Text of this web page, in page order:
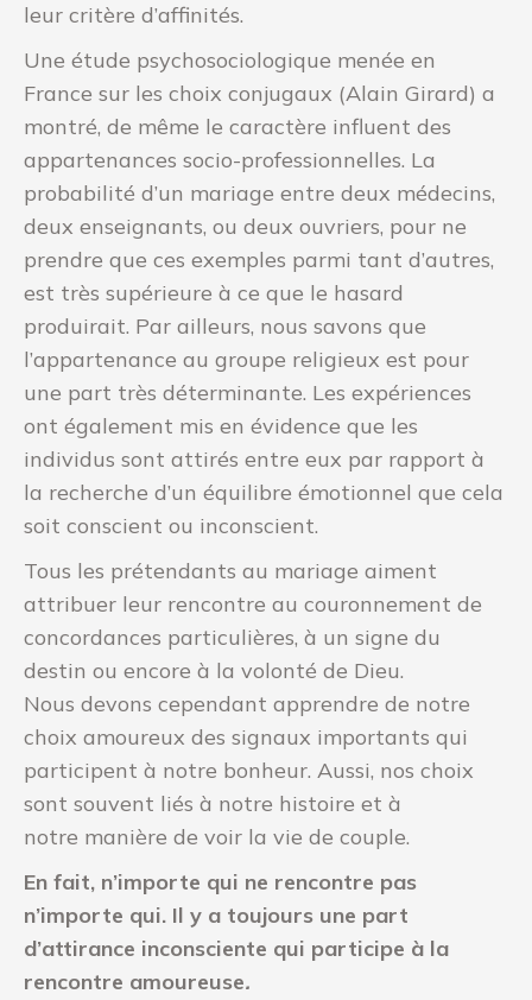
leur critère d’affinités.
Une étude psychosociologique menée en
France sur les choix conjugaux (Alain Girard) a
montré, de même le caractère influent des
appartenances socio-professionnelles. La
probabilité d’un mariage entre deux médecins,
deux enseignants, ou deux ouvriers, pour ne
prendre que ces exemples parmi tant d’autres,
est très supérieure à ce que le hasard
produirait. Par ailleurs, nous savons que
l’appartenance au groupe religieux est pour
une part très déterminante. Les expériences
ont également mis en évidence que les
individus sont attirés entre eux par rapport à
la recherche d’un équilibre émotionnel que cela
soit conscient ou inconscient.
Tous les prétendants au mariage aiment
attribuer leur rencontre au couronnement de
concordances particulières, à un signe du
destin ou encore à la volonté de Dieu.
Nous devons cependant apprendre de notre
choix amoureux des signaux importants qui
participent à notre bonheur. Aussi, nos choix
sont souvent liés à notre histoire et à
notre manière de voir la vie de couple.
En fait, n’importe qui ne rencontre pas
n’importe qui. Il y a toujours une part
d’attirance inconsciente qui participe à la
rencontre amoureuse.